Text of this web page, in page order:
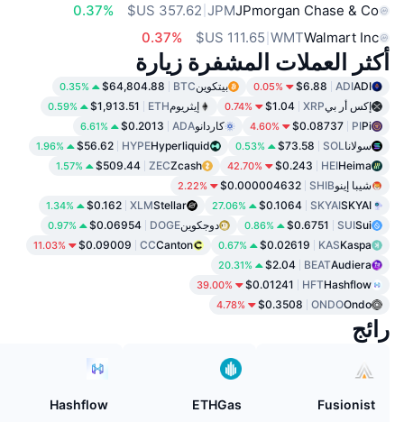
JPmorgan Chase & Co
JPM
0.37%
Walmart Inc
WMT
0.37%
أكثر العملات المشفرة زيارة
ADI
ADI
$6.88
0.05% بيتكوينBTC
$64,804.88
0.35%
إكس أر بيXRP
$1.04
0.74% إيثريومETH
$1,913.51
0.59%
Pi
PI
$0.08737
4.60% كاردانوADA
$0.2013
6.61%
سولاناSOL
$73.58
0.53%
Hyperliquid
HYPE
$56.62
1.96%
Heima
HEI
$0.243
42.70%
Zcash
ZEC
$509.44
1.57%
شيبا إينوSHIB
$0.000004632
2.22%
SKYAI
SKYAI
$0.1064
27.06%
Stellar
XLM
$0.162
1.34%
Sui
SUI
$0.6751
0.86% دوجكوينDOGE
$0.06954
0.97%
Kaspa
KAS
$0.02619
0.67%
Canton
CC
$0.09009
11.03%
Audiera
BEAT
$2.04
20.31%
Hashflow
HFT
$0.01241
39.00%
Ondo
ONDO
$0.3508
4.78%
رائج
Fusionist
ETHGas
Hashflow